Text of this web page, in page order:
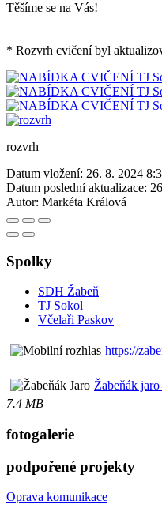
Těšíme se na Vás!
* Rozvrh cvičení byl
rozvrh
Datum vložení: 26. 8. 2024
Datum poslední aktualizace:
Autor: Markéta Králová
Spolky
SDH Žabeň
TJ Sokol
Včelaři Paskov
https://
Žabeňák
7.4 MB
fotogalerie
podpořené projekty
Oprava komunikace